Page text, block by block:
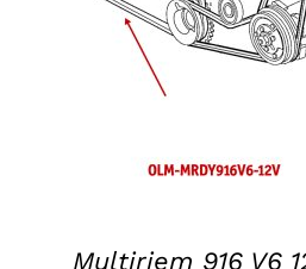
TOEVOEGEN AAN
/
DETAILS
Multiriem 916 V6